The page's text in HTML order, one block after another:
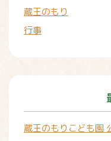
蔵王のもり
行事
蔵王のもりこども園